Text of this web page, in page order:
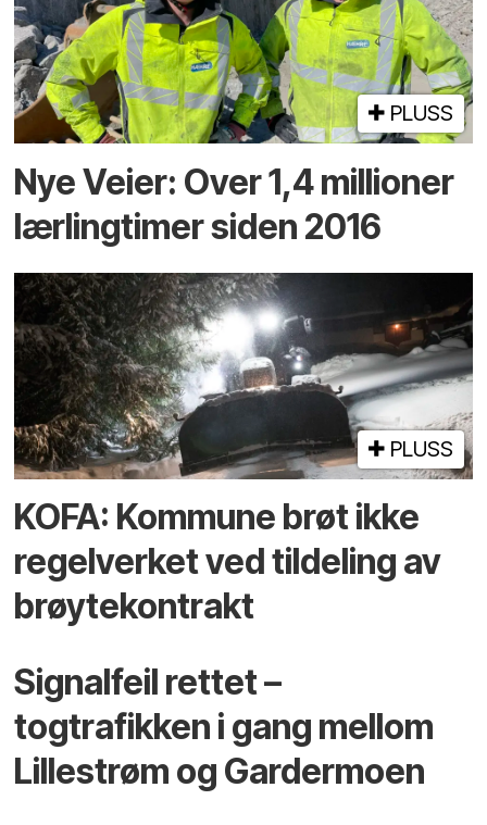
PLUSS
Nye Veier: Over 1,4 millioner
lærlingtimer siden 2016
PLUSS
KOFA: Kommune brøt ikke
regelverket ved tildeling av
brøytekontrakt
Signalfeil rettet –
togtrafikken i gang mellom
Lillestrøm og Gardermoen